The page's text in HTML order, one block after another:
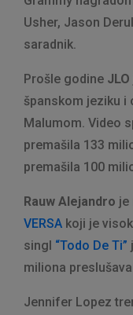
Usher, Jason
saradnik.
Prošle godine JLO
španskom jeziku i
Malumom. Video
premašila 133
premašila 100
Rauw Alejandro je
VERSA koji je
singl “Todo De Ti”
miliona
Jennifer Lopez